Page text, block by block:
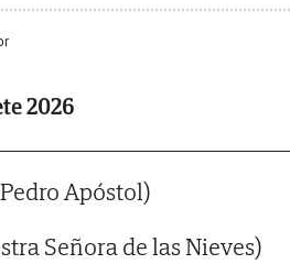
2026
Apóstol)
Señora de las Nieves)